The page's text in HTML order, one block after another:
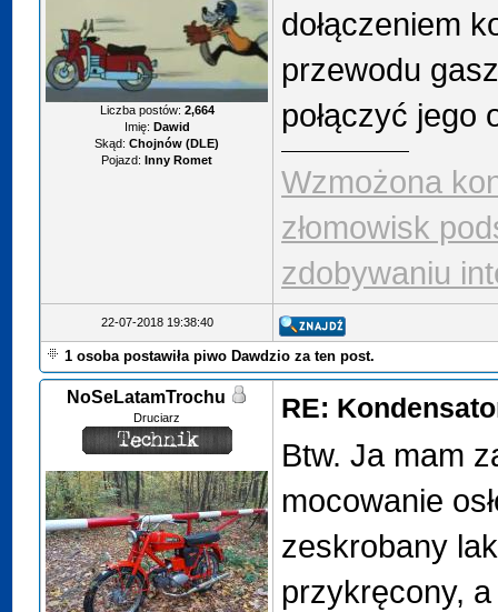
Liczba postów: 2,664
Imię: Dawid
Skąd: Chojnów (DLE)
Pojazd: Inny Romet
dołączeniem
przewodu
połączyć jego
Wzmożona
złomowisk
zdobywaniu
22-07-2018 19:38:40
1 osoba postawiła piwo Dawdzio za ten post.
NoSeLatamTrochu
Druciarz RE:
Btw. Ja mam
mocowanie
zeskrobany
przykręcony,